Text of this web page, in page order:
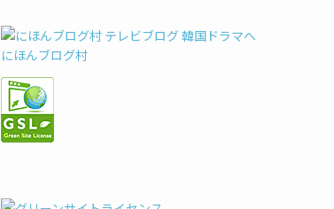
リ
ー
にほんブログ村